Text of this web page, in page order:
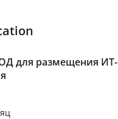
для размещения ИТ-